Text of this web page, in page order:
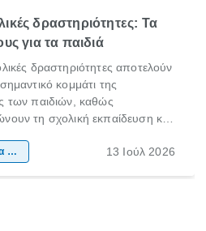
δραστηριότητες: Τα
για τα παιδιά
δραστηριότητες αποτελούν
κομμάτι της
των παιδιών, καθώς
τη σχολική εκπαίδευση και
της κοινωνικότητας
οικογένεια & παιδί 13 Ιούλ 2026